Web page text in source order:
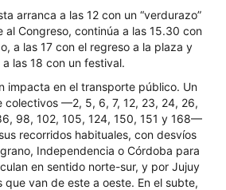
arranca a las 12 con un “verdurazo”
Congreso, continúa a las 15.30 con
a las 17 con el regreso a la plaza y
a las 18 con un festival.
impacta en el transporte público. Un
colectivos —2, 5, 6, 7, 12, 23, 24, 26,
98, 102, 105, 124, 150, 151 y 168—
recorridos habituales, con desvíos
Independencia o Córdoba para
en sentido norte-sur, y por Jujuy
van de este a oeste. En el subte,